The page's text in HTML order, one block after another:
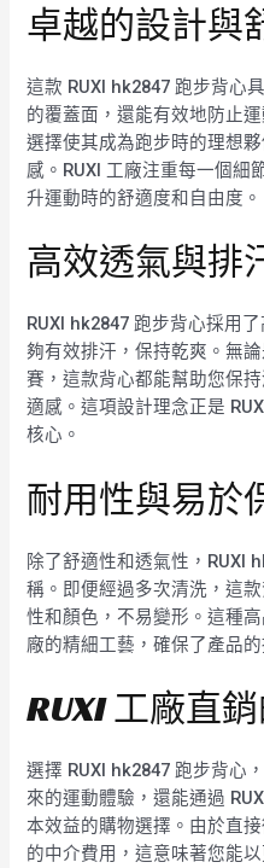
卓越的設計與
這款 RUXI hk2847 跑步背心
的覆蓋面，還能有效地防止
選擇使其成為跑步時的理想
感。RUXI 工廠注重每一個細
升運動時的舒適度和自由度。
高效透氣與排
RUXI hk2847 跑步背心採用
夠有效排汗，保持乾爽。無
賽，這款背心都能幫助您保
適感。這項設計理念正是
核心。
耐用性與易於
除了舒適性和透氣性，RUXI
稱。即便經過多次清洗，這
性和顏色，不易變形。這種
廠的精細工藝，確保了產品
RUXI 工廠直
選擇 RUXI hk2847 跑步背心
來的運動體驗，還能通過
本效益的購物選擇。由於直
的中介費用，這意味著您能